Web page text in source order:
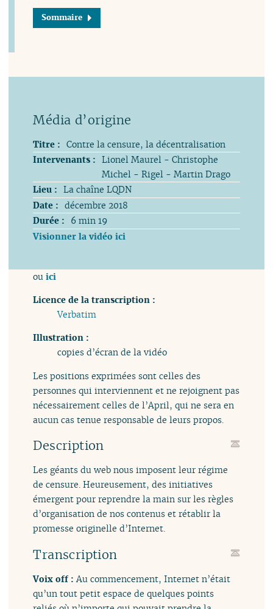
Sommaire
Titre : Contre la censure, la décentralisation
Intervenants : Lionel Maurel - Christophe
Michel - Rigel - Martin Drago
Lieu : La chaîne LQDN
Date : décembre 2018
Durée :
6 min 19
Visionner la vidéo ici
ouici
Licence de la transcription :
Verbatim
Illustration :
copies d’écran de la vidéo
Les positions exprimées sont celles des
personnes qui interviennent et ne rejoignent pas
nécessairement celles de l’April, qui ne sera en
aucun cas tenue responsable de leurs propos.
Description
Les géants du web nous imposent leur régime
de censure. Heureusement, des initiatives
émergent pour reprendre la main sur les règles
d’organisation de nos contenus et rétablir la
promesse originelle d’Internet.
Transcription
Voix off :Au commencement, Internet n’était
qu’un tout petit espace de quelques points